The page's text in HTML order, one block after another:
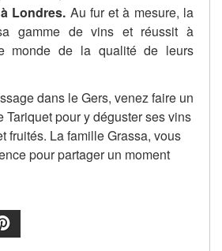
Londres. Au fur et à mesure, la
gamme de vins et réussit à
monde de la qualité de leurs
dans le Gers, venez faire un
Tariquet pour y déguster ses vins
fruités. La famille Grassa, vous
pour partager un moment